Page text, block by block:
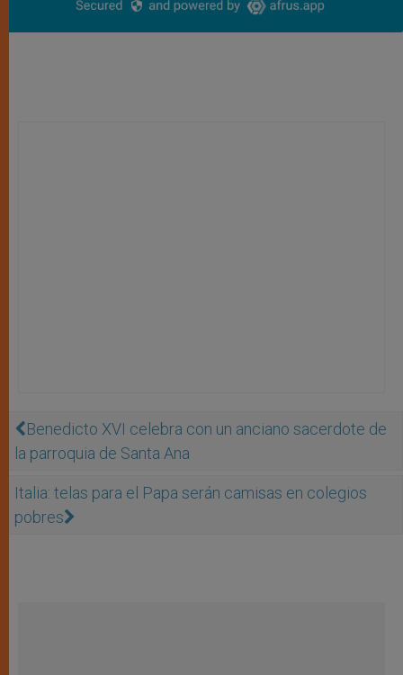
Benedicto XVI celebra con un anciano sacerdote de
la parroquia de Santa Ana
Italia: telas para el Papa serán camisas en colegios
pobres